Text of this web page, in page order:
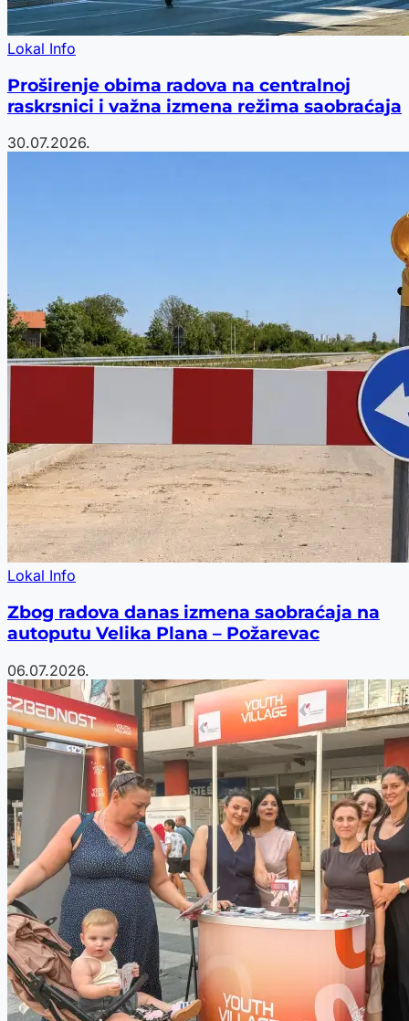
Lokal Info
Proširenje obima radova na centralnoj
raskrsnici i važna izmena režima saobraćaja
30.07.2026.
Lokal Info
Zbog radova danas izmena saobraćaja na
autoputu Velika Plana – Požarevac
06.07.2026.